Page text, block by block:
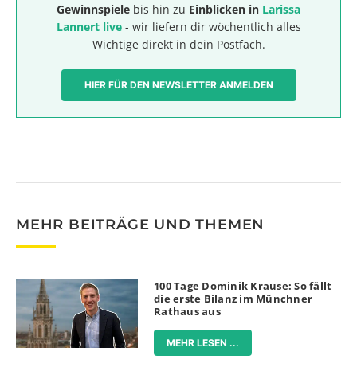
Gewinnspiele bis hin zu Einblicken in Larissa
Lannert live- wir liefern dir wöchentlich alles
Wichtige direkt in dein Postfach.
HIER FÜR DEN NEWSLETTER ANMELDEN
MEHR BEITRÄGE UND THEMEN
100 Tage Dominik Krause: So fällt
die erste Bilanz im Münchner
Rathaus aus
MEHR LESEN ...